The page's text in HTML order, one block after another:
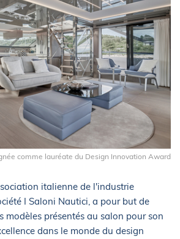
comme lauréate du Design Innovation Award
italienne de l'industrie
I Saloni Nautici, a pour but de
modèles présentés au salon pour son
dans le monde du design